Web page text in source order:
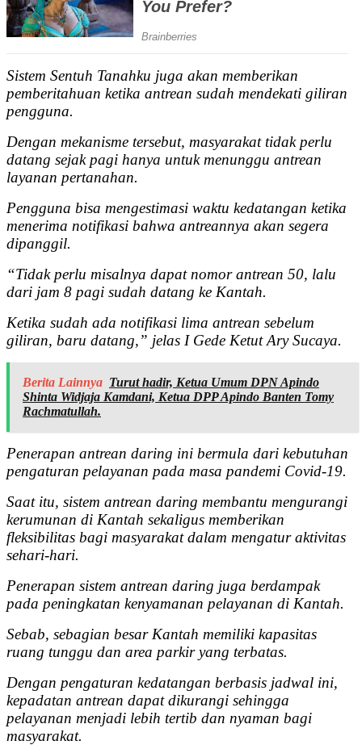
Sistem Sentuh Tanahku juga akan memberikan
pemberitahuan ketika antrean sudah mendekati giliran
pengguna.
Dengan mekanisme tersebut, masyarakat tidak perlu
datang sejak pagi hanya untuk menunggu antrean
layanan pertanahan.
Pengguna bisa mengestimasi waktu kedatangan ketika
menerima notifikasi bahwa antreannya akan segera
dipanggil.
“Tidak perlu misalnya dapat nomor antrean 50, lalu
dari jam 8 pagi sudah datang ke Kantah.
Ketika sudah ada notifikasi lima antrean sebelum
giliran, baru datang,” jelas I Gede Ketut Ary Sucaya.
Berita Lainnya Turut hadir, Ketua Umum DPN Apindo
Shinta Widjaja Kamdani, Ketua DPP Apindo Banten Tomy
Rachmatullah.
Penerapan antrean daring ini bermula dari kebutuhan
pengaturan pelayanan pada masa pandemi Covid-19.
Saat itu, sistem antrean daring membantu mengurangi
kerumunan di Kantah sekaligus memberikan
fleksibilitas bagi masyarakat dalam mengatur aktivitas
sehari-hari.
Penerapan sistem antrean daring juga berdampak
pada peningkatan kenyamanan pelayanan di Kantah.
Sebab, sebagian besar Kantah memiliki kapasitas
ruang tunggu dan area parkir yang terbatas.
Dengan pengaturan kedatangan berbasis jadwal ini,
kepadatan antrean dapat dikurangi sehingga
pelayanan menjadi lebih tertib dan nyaman bagi
masyarakat.